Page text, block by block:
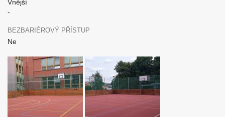
Vnější
-
BEZBARIÉROVÝ PŘÍSTUP
Ne